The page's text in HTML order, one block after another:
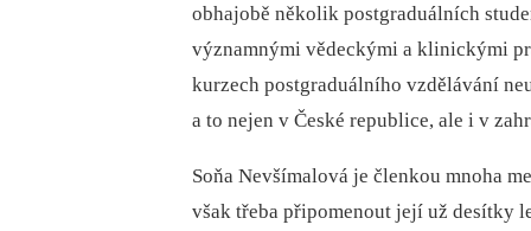
obhajobě několik postgraduálních
významnými vědeckými a klinickými
kurzech postgraduálního vzdělávání
a to nejen v České republice, ale i v
Soňa Nevšímalová je členkou mnoha
však třeba připomenout její už desítky